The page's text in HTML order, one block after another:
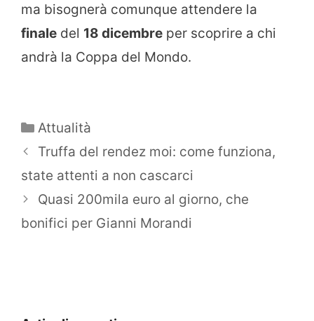
ma bisognerà comunque attendere la
finale del 18 dicembre per scoprire a chi
andrà la Coppa del Mondo.
Categorie
Attualità
Truffa del rendez moi: come funziona,
state attenti a non cascarci
Quasi 200mila euro al giorno, che
bonifici per Gianni Morandi